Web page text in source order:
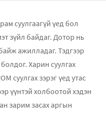
суулгаагүй үед бол
зүйл байдаг. Дотор нь
ажилладаг. Тэдгээр
Харин суулгах
суулгах зэрэг үед утас
үүнтэй холбоотой хэдэн
зарим засах аргын